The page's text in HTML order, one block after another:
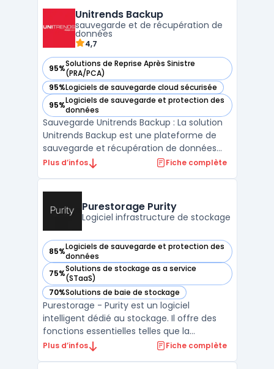
protection continue, Zerto offre une
disponibilité constante des appl ...
Unitrends Backup
sauvegarde et de récupération de
données
4,7
95%Solutions de Reprise Après Sinistre
(PRA/PCA)
— voir Unitrends Backup dans cette catégorie
95%Logiciels de sauvegarde cloud sécurisée
— voir Unitrends Backup dans cette catégorie
95%Logiciels de sauvegarde et protection des
données
— voir Unitrends Backup dans cette catégorie
Sauvegarde Unitrends Backup : La solution
Unitrends Backup est une plateforme de
sauvegarde et récupération de données
complète et fiable. Elle s'adresse aux
solution offre une protection complète des
données avec une re ...
Plus d’infos Fiche complète
Purestorage Purity
Logiciel infrastructure de stockage
85%Logiciels de sauvegarde et protection des
données
— voir Purestorage Purity dans cette catégorie
75%Solutions de stockage as a service
(STaaS)
— voir Purestorage Purity dans cette catégorie
70%Solutions de baie de stockage
— voir Purestorage Purity dans cette catégorie
Purestorage - Purity est un logiciel
intelligent dédié au stockage. Il offre des
fonctions essentielles telles que la
protection des données, la déduplication, la
Plus d’infos Fiche complète